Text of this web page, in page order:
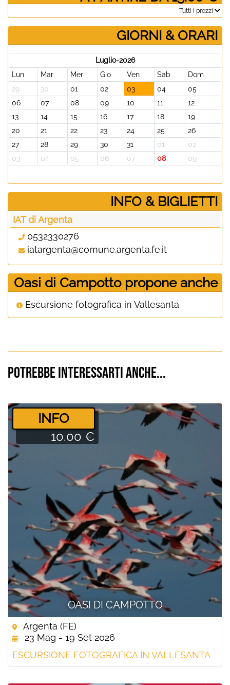
­Tutti i prezzi
GIORNI & ORARI
Luglio-2026
Lun
Mar Mer Gio Ven Sab
Dom
29
30 01 02 03 04
05
06
07 08 09 10 11
12
13
14 15 16 17 18
19
20
21 22 23 24 25
26
27
28 29 30 31 01
02
03
04 05 06 07 08 09
­INFO & BIGLIETTI
IAT di Argenta
0532330276
iatargenta@comune.argenta.fe.it
Oasi di Campotto propone anche
Escursione fotografica in Vallesanta
Potrebbe interessarti anche...
OASI DI CAMPOTTO
­INFO
10.00 €
Argenta (FE)
23 Mag - 19 Set 2026
ESCURSIONE FOTOGRAFICA IN VALLESANTA